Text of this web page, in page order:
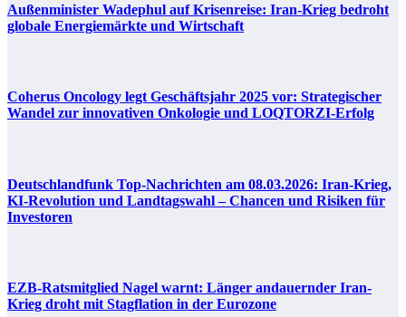
Außenminister Wadephul auf Krisenreise: Iran-Krieg bedroht
globale Energiemärkte und Wirtschaft
Coherus Oncology legt Geschäftsjahr 2025 vor: Strategischer
Wandel zur innovativen Onkologie und LOQTORZI-Erfolg
Deutschlandfunk Top-Nachrichten am 08.03.2026: Iran-Krieg,
KI-Revolution und Landtagswahl – Chancen und Risiken für
Investoren
EZB-Ratsmitglied Nagel warnt: Länger andauernder Iran-
Krieg droht mit Stagflation in der Eurozone